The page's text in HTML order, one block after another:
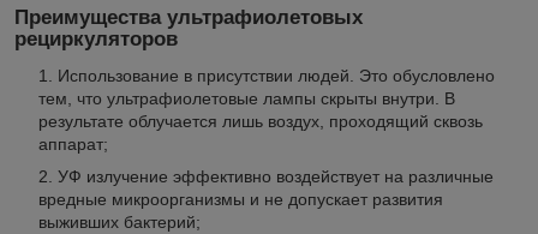
Преимущества ультрафиолетовых
рециркуляторов
Использование в присутствии людей. Это обусловлено
тем, что ультрафиолетовые лампы скрыты внутри. В
результате облучается лишь воздух, проходящий сквозь
аппарат;
УФ излучение эффективно воздействует на различные
вредные микроорганизмы и не допускает развития
выживших бактерий;